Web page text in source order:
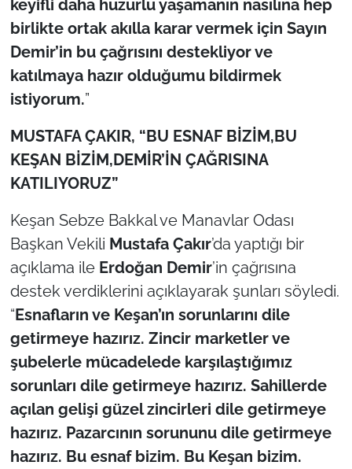
keyifli daha huzurlu yaşamanın nasılına hep
birlikte ortak akılla karar vermek için Sayın
Demir’in bu çağrısını destekliyor ve
katılmaya hazır olduğumu bildirmek
istiyorum.”
MUSTAFA ÇAKIR, “BU ESNAF BİZİM,BU
KEŞAN BİZİM,DEMİR’İN ÇAĞRISINA
KATILIYORUZ”
Keşan Sebze Bakkal ve Manavlar Odası
Başkan Vekili Mustafa Çakır’da yaptığı bir
açıklama ile Erdoğan Demir’in çağrısına
destek verdiklerini açıklayarak şunları söyledi.
“Esnafların ve Keşan’ın sorunlarını dile
getirmeye hazırız. Zincir marketler ve
şubelerle mücadelede karşılaştığımız
sorunları dile getirmeye hazırız. Sahillerde
açılan gelişi güzel zincirleri dile getirmeye
hazırız. Pazarcının sorununu dile getirmeye
hazırız. Bu esnaf bizim. Bu Keşan bizim.